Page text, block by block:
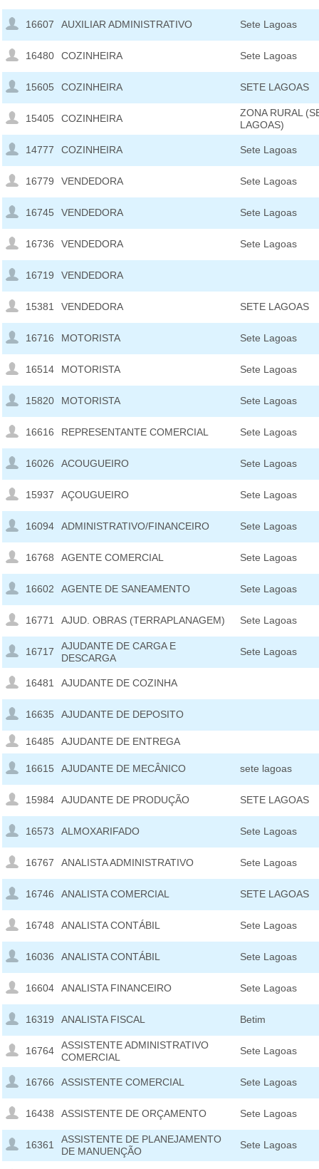
16607 AUXILIAR ADMINISTRATIVO Sete Lagoas
16480 COZINHEIRA Sete Lagoas
15605 COZINHEIRA SETE LAGOAS
15405 COZINHEIRA
ZONA RURAL
LAGOAS)
14777 COZINHEIRA Sete Lagoas
16779 VENDEDORA Sete Lagoas
16745 VENDEDORA Sete Lagoas
16736 VENDEDORA Sete Lagoas
16719 VENDEDORA
15381 VENDEDORA SETE LAGOAS
16716 MOTORISTA Sete Lagoas
16514 MOTORISTA Sete Lagoas
15820 MOTORISTA Sete Lagoas
16616 REPRESENTANTE COMERCIAL Sete Lagoas
16026 ACOUGUEIRO Sete Lagoas
15937 AÇOUGUEIRO Sete Lagoas
16094 ADMINISTRATIVO/FINANCEIRO Sete Lagoas
16768 AGENTE COMERCIAL Sete Lagoas
16602 AGENTE DE SANEAMENTO Sete Lagoas
16771 AJUD. OBRAS (TERRAPLANAGEM) Sete Lagoas
16717
AJUDANTE DE CARGA E
DESCARGA
Sete Lagoas
16481 AJUDANTE DE COZINHA
16635 AJUDANTE DE DEPOSITO
16485 AJUDANTE DE ENTREGA
16615 AJUDANTE DE MECÂNICO sete lagoas
15984 AJUDANTE DE PRODUÇÃO SETE LAGOAS
16573 ALMOXARIFADO Sete Lagoas
16767 ANALISTA ADMINISTRATIVO Sete Lagoas
16746 ANALISTA COMERCIAL SETE LAGOAS
16748 ANALISTA CONTÁBIL Sete Lagoas
16036 ANALISTA CONTÁBIL Sete Lagoas
16604 ANALISTA FINANCEIRO Sete Lagoas
16319 ANALISTA FISCAL Betim
16764
ASSISTENTE ADMINISTRATIVO
COMERCIAL
Sete Lagoas
16766 ASSISTENTE COMERCIAL Sete Lagoas
16438 ASSISTENTE DE ORÇAMENTO Sete Lagoas
16361
ASSISTENTE DE PLANEJAMENTO
DE MANUENÇÃO
Sete Lagoas